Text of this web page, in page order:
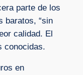
parte de los
baratos, “sin
calidad. El
conocidas.
en